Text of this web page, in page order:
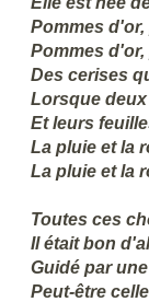
Pommes
Pommes
Des cerises
Lorsque
Et leurs
La pluie et la
La pluie et la
Toutes ces
Il était bon
Guidé par
Peut-être